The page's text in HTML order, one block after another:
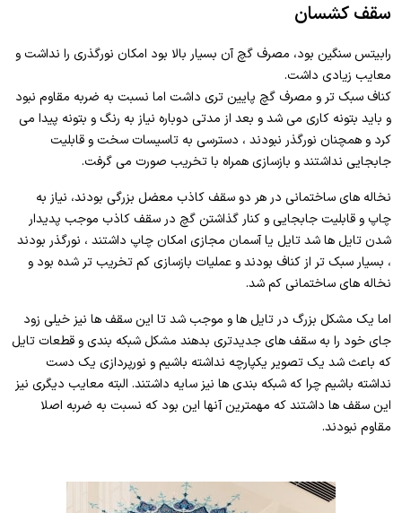
سقف کشسان
رابیتس سنگین بود، مصرف گچ آن بسیار بالا بود امکان نورگذری را نداشت و
معایب زیادی داشت.
کناف سبک تر و مصرف گچ پایین تری داشت اما نسبت به ضربه مقاوم نبود
و باید بتونه کاری می شد و بعد از مدتی دوباره نیاز به رنگ و بتونه پیدا می
کرد و همچنان نورگذر نبودند ، دسترسی به تاسیسات سخت و قابلیت
جابجایی نداشتند و بازسازی همراه با تخریب صورت می گرفت.
نخاله های ساختمانی در هر دو سقف کاذب معضل بزرگی بودند، نیاز به
چاپ و قابلیت جابجایی و کنار گذاشتن گچ در سقف کاذب موجب پدیدار
شدن تایل ها شد تایل یا آسمان مجازی امکان چاپ داشتند ، نورگذر بودند
، بسیار سبک تر از کناف بودند و عملیات بازسازی کم تخریب تر شده بود و
نخاله های ساختمانی کم شد.
اما یک مشکل بزرگ در تایل ها و موجب شد تا این سقف ها نیز خیلی زود
جای خود را به سقف های جدیدتری بدهند مشکل شبکه بندی و قطعات تایل
که باعث شد یک تصویر یکپارچه نداشته باشیم و نورپردازی یک دست
نداشته باشیم چرا که شبکه بندی ها نیز سایه داشتند. البته معایب دیگری نیز
این سقف ها داشتند که مهمترین آنها این بود که نسبت به ضربه اصلا
مقاوم نبودند.